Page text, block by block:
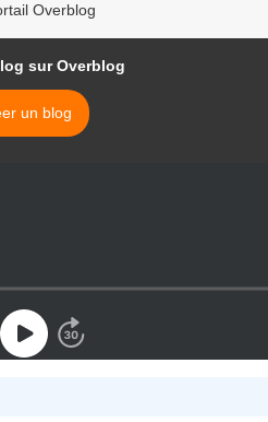
Overblog
sur Overblog
un blog